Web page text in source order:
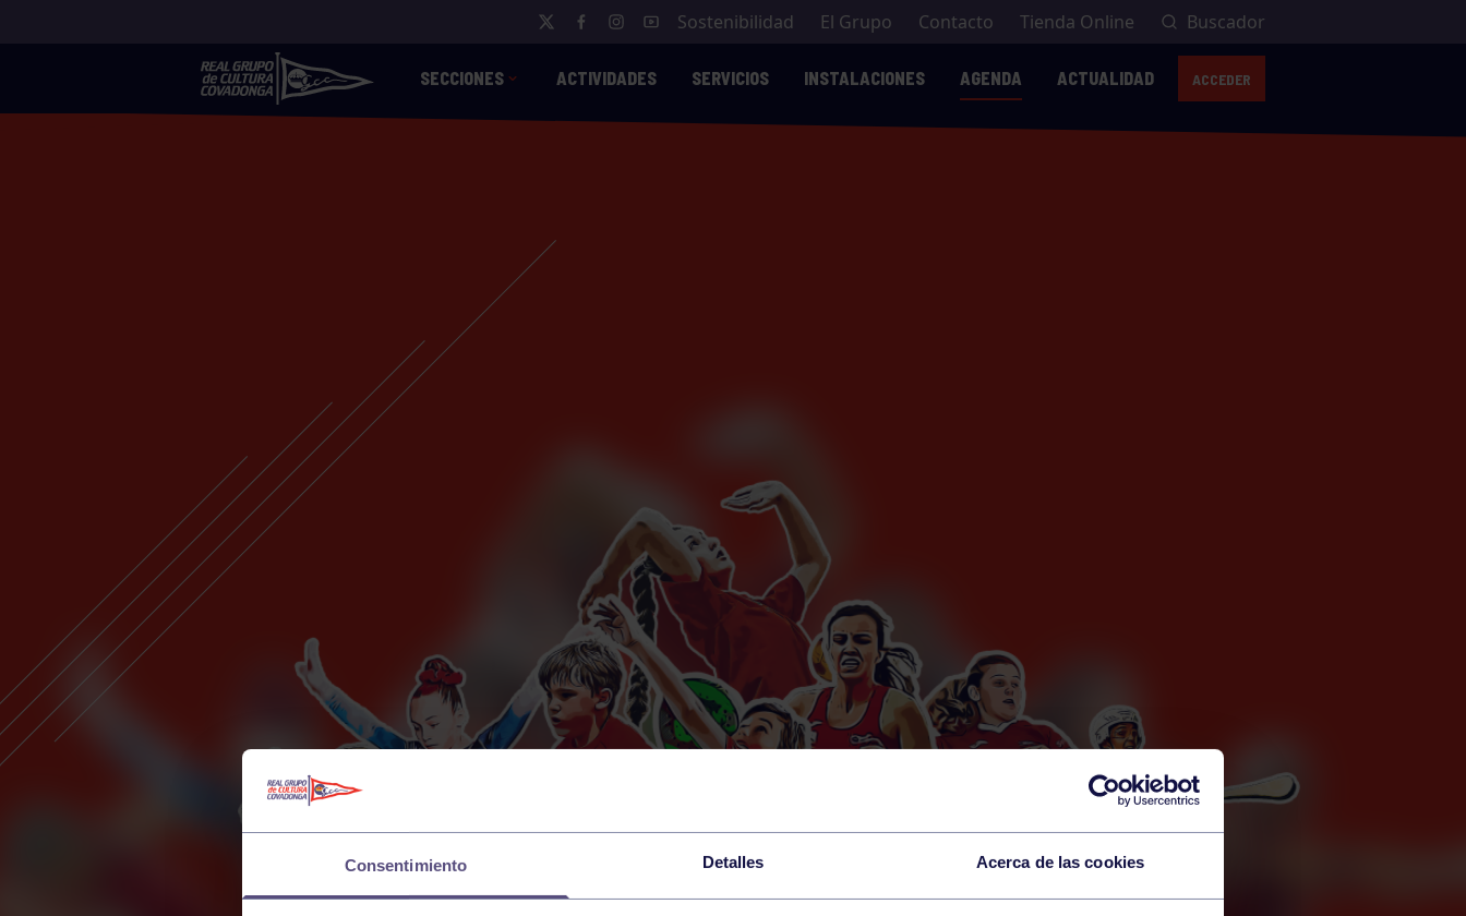
Consentimiento Detalles Acerca de las cookies
Sostenibilidad El Grupo Contacto Tienda Online Buscador
SECCIONES ACTIVIDADES SERVICIOS INSTALACIONES AGENDA ACTUALIDAD ACCEDER